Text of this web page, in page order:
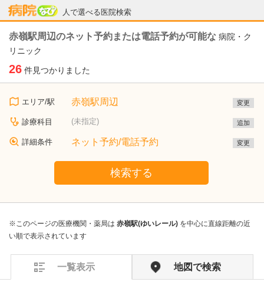
人で選べる医院検索
病院なび
赤嶺駅周辺のネット予約または電話予約が可能な 病院・ク
リニック
26 件見つかりました
エリア/駅 赤嶺駅周辺 変更
診療科目 (未指定) 追加
詳細条件 ネット予約/電話予約 変更
検索する
※このページの医療機関・薬局は 赤嶺駅(ゆいレール) を中心に直線距離の近
い順で表示されています
一覧表示 地図で検索